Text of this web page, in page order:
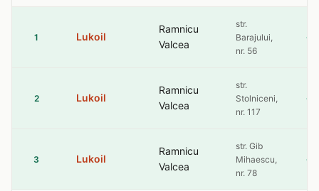
1 Lukoil
Ramnicu
Valcea
str.
Barajului,
nr. 56
2 Lukoil
Ramnicu
Valcea
str.
Stolniceni,
nr. 117
3 Lukoil
Ramnicu
Valcea
str. Gib
Mihaescu,
nr. 78